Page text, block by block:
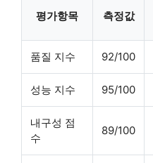
평가항목 측정값
품질 지수 92/100
성능 지수 95/100
내구성 점
수
89/100